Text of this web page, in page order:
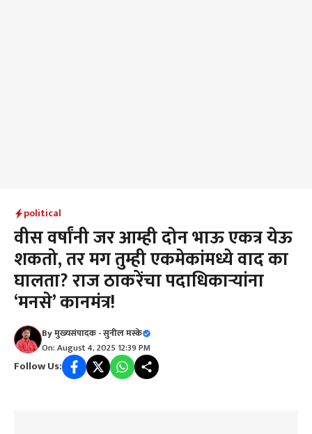
political
वीस वर्षांनी जर आम्ही दोन भाऊ एकत्र येऊ
शकतो, तर मग तुम्ही एकमेकांमध्ये वाद का
घालता? राज ठाकरेंचा पदाधिकाऱ्यांना
‘मनसे’ कानमंत्र!
Byमुख्यसंपादक - सुनील मस्के
On: August 4, 2025 12:39 PM
Follow Us: